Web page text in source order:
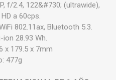
f/2.4, 122&#730; (ultrawide),
a 60cps.
802.11ax, Bluetooth 5.3.
ion 28.93 Wh.
x 179.5 x 7mm
477g